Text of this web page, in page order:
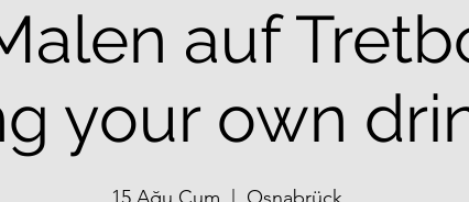
auf
your own